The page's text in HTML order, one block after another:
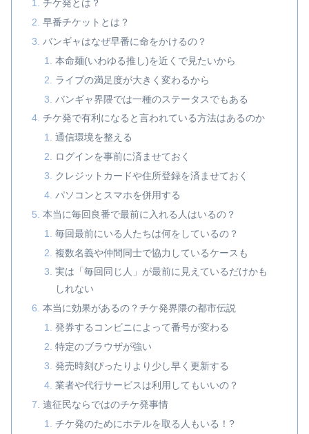
チケ発とは？
早番チケットとは？
バンギャはなぜ早番に命をかけるの？
本命麺(いわゆる推し)を近くで見たいから
ライブの満足度が大きく変わるから
バンギャ界隈では一種のステータスでもある
チケ発で有利になると言われている方法はあるのか
通信環境を整える
ログインを事前に済ませておく
クレジットカードや住所登録を済ませておく
パソコンとスマホを併用する
本当に毎回良番で最前に入れる人はいるの？
毎回最前にいる人たちは何をしているの？
複数名義や仲間同士で協力しているケースも
実は「毎回同じ人」が最前に見えているだけかも
しれない
本当に効果があるの？チケ発界隈の都市伝説
発券するコンビニによって番号が変わる
特定のブラウザが強い
発売時刻ぴったりより少し早く更新する
業者や代行サービスは利用してもいいの？
遠征民ならではのチケ発事情
チケ発のためにホテルを取る人もいる！?